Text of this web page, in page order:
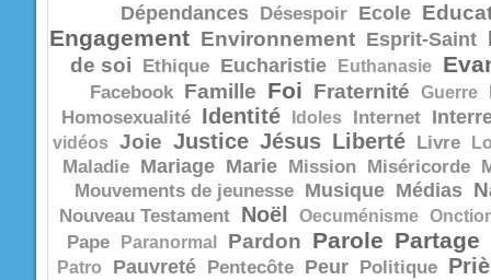
Dépendances
Désespoir Ecole
Engagement Environnement Esprit-Saint
de soi Ethique Eucharistie Euthanasie
Facebook Famille Foi Fraternité Guerre
Homosexualité
Identité Idoles Internet
vidéos Joie Justice Jésus Liberté Livre
Maladie Mariage Marie Mission Miséricorde
Mouvements de jeunesse
Musique Médias
Nouveau Testament Noël Oecuménisme
Pape Paranormal Pardon Parole Partage
Patro Pauvreté Pentecôte Peur Politique